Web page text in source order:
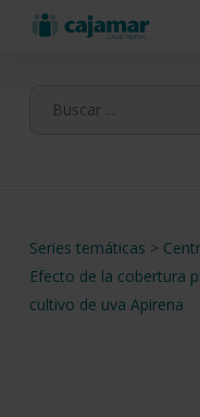
Series temáticas >
Efecto de la cobertura
cultivo de uva Apirena